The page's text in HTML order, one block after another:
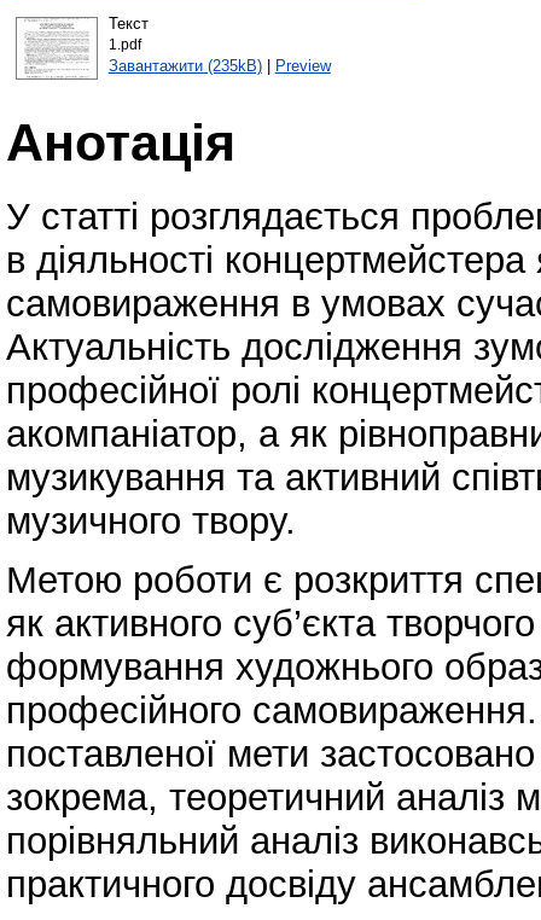
Текст
1.pdf
Завантажити (235kB)| Preview
Анотація
У статті розглядається
в діяльності
самовираження в умовах
Актуальність дослідження
професійної ролі
акомпаніатор, а як
музикування та активний
музичного твору.
Метою роботи є розкриття
як активного суб’єкта
формування художнього
професійного
поставленої мети
зокрема, теоретичний аналіз
порівняльний аналіз
практичного досвіду